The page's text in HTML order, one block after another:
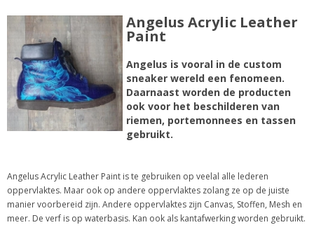
Angelus Acrylic Leather
Paint
Angelus is vooral in de custom
sneaker wereld een fenomeen.
Daarnaast worden de producten
ook voor het beschilderen van
riemen, portemonnees en tassen
gebruikt.
Angelus Acrylic Leather Paint is te gebruiken op veelal alle lederen
oppervlaktes. Maar ook op andere oppervlaktes zolang ze op de juiste
manier voorbereid zijn. Andere oppervlaktes zijn Canvas, Stoffen, Mesh en
meer. De verf is op waterbasis. Kan ook als kantafwerking worden gebruikt.